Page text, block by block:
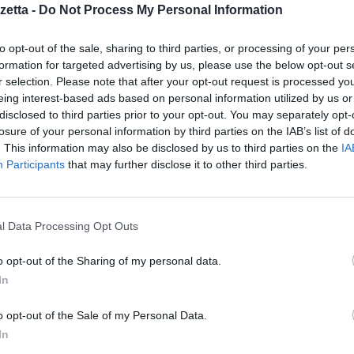
- Do Not Process My Personal Information
opt-out of the sale, sharing to third parties, or processing of your
for targeted advertising by us, please use the below opt-out
selection. Please note that after your opt-out request is processed
interest-based ads based on personal information utilized by us
to third parties prior to your opt-out. You may separately
of your personal information by third parties on the IAB’s list of
This information may also be disclosed by us to third parties on the
Participants that may further disclose it to other third parties.
Data Processing Opt Outs
opt-out of the Sharing of my personal data.
opt-out of the Sale of my Personal Data.
a sfide inedite che hanno richiesto elevati livelli di agilità per essere
quest’anno più che mai le aziende dovranno saper riconoscere
e ottimizzare la supply chain su vasta scala. La
ogni ambito aziendale. In particolare, sarà necessario sviluppare
di migliorare la collaborazione, creando in ultima analisi
di Industry 4.0, che permettono di aumentare la sostenibilità
agili.
dell’ESG
imposto alle aziende una sempre maggiore attenzione alle tematiche
etico. La pressione non arriva unicamente dai Governi: in tutto il
la provenienza delle materie prime. Nel 2023 si assisterà a
migliorare il cosiddetto reporting ESG: tra le priorità delle aziende
che possano dimostrare al mercato e ai consumatori che i
etico e sostenibile. A tal proposito, i fornitori di servizi stessi si
i propri obiettivi di riduzione dell’impronta di carbonio
operino secondo le linee guida ESG. Per farlo, sarà
e delle operazioni end-to-end tramite tecnologie come la Blockchain
sfrutta i dati per ricavare informazioni uniche sulle operazioni che